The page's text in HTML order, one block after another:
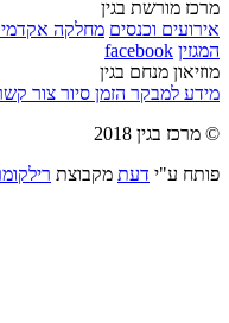
מרכז מורשת בגין
אירועים וכנסים מחלקה
המגזין facebook
מוזיאון מנחם בגין
מידע למבקר הזמן סיור צור
© מרכז בגין 2018
פותח ע"י דעת מקבוצת